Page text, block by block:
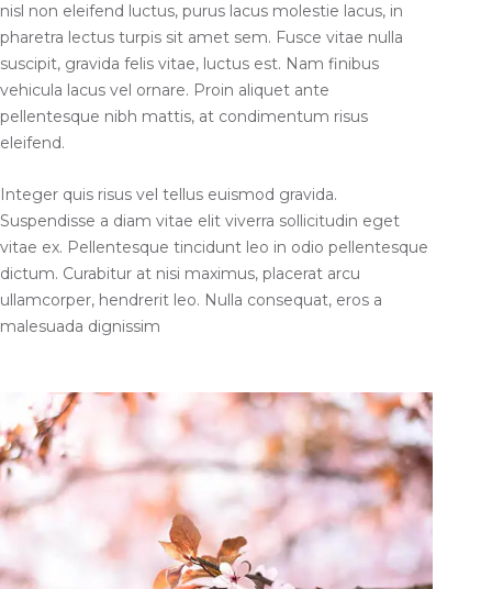
nisl non eleifend luctus, purus lacus molestie lacus, in
pharetra lectus turpis sit amet sem. Fusce vitae nulla
suscipit, gravida felis vitae, luctus est. Nam finibus
vehicula lacus vel ornare. Proin aliquet ante
pellentesque nibh mattis, at condimentum risus
eleifend.
Integer quis risus vel tellus euismod gravida.
Suspendisse a diam vitae elit viverra sollicitudin eget
vitae ex. Pellentesque tincidunt leo in odio pellentesque
dictum. Curabitur at nisi maximus, placerat arcu
ullamcorper, hendrerit leo. Nulla consequat, eros a
malesuada dignissim